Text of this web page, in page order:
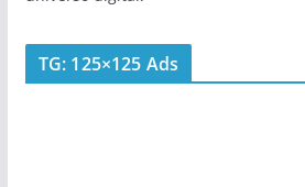
TG: 125×125 Ads